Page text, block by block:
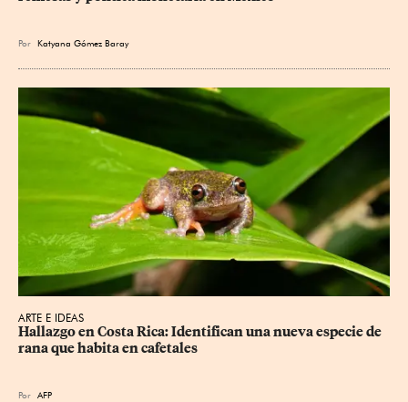
Por Katyana Gómez Baray
ARTE E IDEAS
Hallazgo en Costa Rica: Identifican una nueva especie de
rana que habita en cafetales
Por AFP